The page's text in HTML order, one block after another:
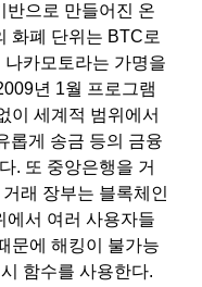
반으로 만들어진 온
화폐 단위는 BTC로
카모토라는 가명을
년 1월 프로그램
이 세계적 범위에서
롭게 송금 등의 금융
. 또 중앙은행을 거
래 장부는 블록체인
에서 여러 사용자들
문에 해킹이 불가능
함수를 사용한다.